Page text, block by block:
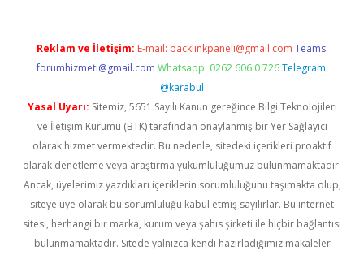
Reklam ve İletişim: E-mail: backlinkpaneli@gmail.com Teams:
forumhizmeti@gmail.com Whatsapp: 0262 606 0 726 Telegram:
@karabul
Yasal Uyarı: Sitemiz, 5651 Sayılı Kanun gereğince Bilgi Teknolojileri
ve İletişim Kurumu (BTK) tarafından onaylanmış bir Yer Sağlayıcı
olarak hizmet vermektedir. Bu nedenle, sitedeki içerikleri proaktif
olarak denetleme veya araştırma yükümlülüğümüz bulunmamaktadır.
Ancak, üyelerimiz yazdıkları içeriklerin sorumluluğunu taşımakta olup,
siteye üye olarak bu sorumluluğu kabul etmiş sayılırlar. Bu internet
sitesi, herhangi bir marka, kurum veya şahıs şirketi ile hiçbir bağlantısı
bulunmamaktadır. Sitede yalnızca kendi hazırladığımız makaleler